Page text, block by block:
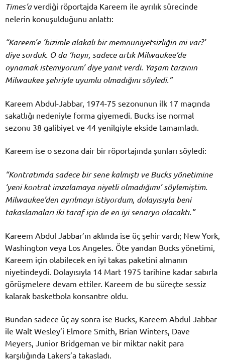
Times’averdiği röportajda Kareem ile ayrılık sürecinde
nelerin konuşulduğunu anlattı:
“Kareem’e ‘bizimle alakalı birmemnuniyetsizliğin mi var?’
diye sorduk. O da ‘hayır, sadece artık Milwaukee’de
oynamak istemiyorum’ diye yanıt verdi. Yaşam tarzının
Milwaukee şehriyle uyumlu olmadığını söyledi.”
Kareem Abdul-Jabbar, 1974-75 sezonunun ilk 17 maçında
sakatlığı nedeniyle forma giyemedi. Bucks ise normal
sezonu 38 galibiyet ve 44 yenilgiyle ekside tamamladı.
Kareem ise o sezona dair bir röportajında şunları söyledi:
“Kontratımda sadece bir sene kalmıştı ve Bucks yönetimine
‘yeni kontrat imzalamaya niyetli olmadığımı’ söylemiştim.
Milwaukee’den ayrılmayı istiyordum, dolayısıyla beni
takaslamaları ikitaraf için de en iyi senaryo olacaktı.”
Kareem Abdul Jabbar’ın aklında ise üç şehir vardı; New York,
Washington veya Los Angeles. Öte yandan Bucks yönetimi,
Kareem için olabilecek en iyi takas paketini almanın
niyetindeydi. Dolayısıyla 14 Mart 1975 tarihine kadar sabırla
görüşmelere devam ettiler. Kareem de bu süreçte sessiz
kalarak basketbola konsantre oldu.
Bundan sadece üç ay sonra ise Bucks, Kareem Abdul-Jabbar
ile Walt Wesley’i Elmore Smith, Brian Winters, Dave
Meyers, Junior Bridgeman ve bir miktar nakit para
karşılığında Lakers’a takasladı.